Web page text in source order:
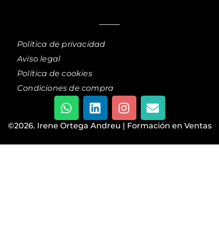
Política de privacidad
Aviso legal
Política de cookies
Condiciones de compra
©2026. Irene Ortega Andreu | Formación en Ventas